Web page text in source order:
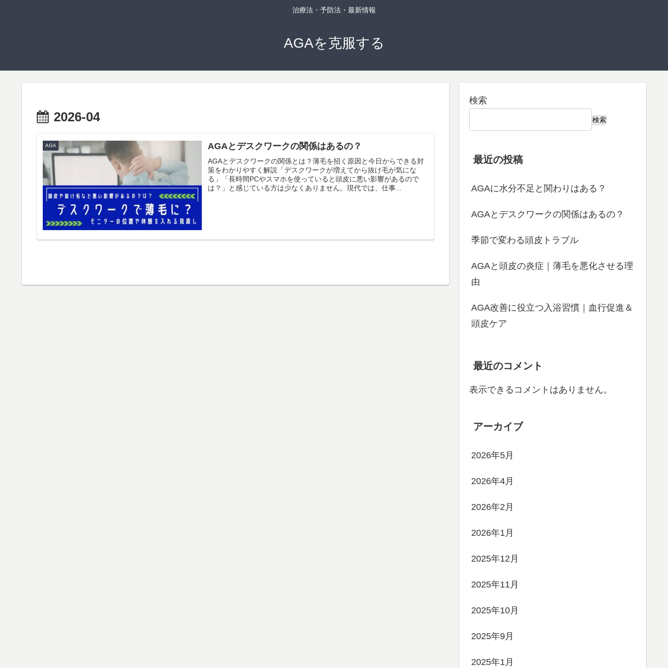
治療法・予防法・最新情報
AGAを克服する
2026-04
AGA AGAとデスクワークの関係はあるの？
AGAとデスクワークの関係とは？薄毛を招く原因と今日からできる対
策をわかりやすく解説「デスクワークが増えてから抜け毛が気にな
る」「長時間PCやスマホを使っていると頭皮に悪い影響があるので
は？」と感じている方は少なくありません。現代では、仕事...
検索
検索
最近の投稿
AGAに水分不足と関わりはある？
AGAとデスクワークの関係はあるの？
季節で変わる頭皮トラブル
AGAと頭皮の炎症｜薄毛を悪化させる理
由
AGA改善に役立つ入浴習慣｜血行促進＆
頭皮ケア
最近のコメント
表示できるコメントはありません。
アーカイブ
2026年5月
2026年4月
2026年2月
2026年1月
2025年12月
2025年11月
2025年10月
2025年9月
2025年1月